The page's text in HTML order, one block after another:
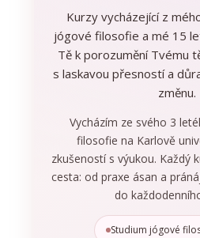
Kurzy vycházející z
jógové filosofie a mé 15
Tě k porozumění Tvému
s laskavou přesností a
změnu.
Vycházím ze svého 3
filosofie na Karlově
zkušeností s výukou. Každý
cesta: od praxe ásan a
do
Studium jógové